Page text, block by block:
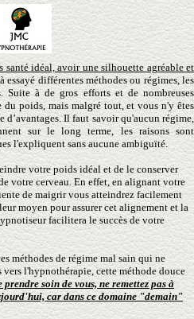
idéal, avoir une silhouette agréable et
essayé différentes méthodes ou régimes, les
Suite à de gros efforts et de nombreuses
poids, mais malgré tout, et vous n'y êtes
d’avantages. Il faut savoir qu'aucun régime,
sur le long terme, les raisons sont
l'expliquent sans aucune ambiguïté.
votre poids idéal et de le conserver
votre cerveau. En effet, en alignant votre
de maigrir vous atteindrez facilement
moyen pour assurer cet alignement et la
facilitera le succès de votre
méthodes de régime mal sain qui ne
l'hypnothérapie, cette méthode douce
soin de vous, ne remettez pas à
car dans ce domaine "demain"